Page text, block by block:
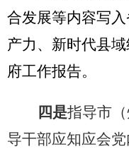
合发展等内容写
产力、新时代县
府工作报告。
四是指导市
导干部应知应会